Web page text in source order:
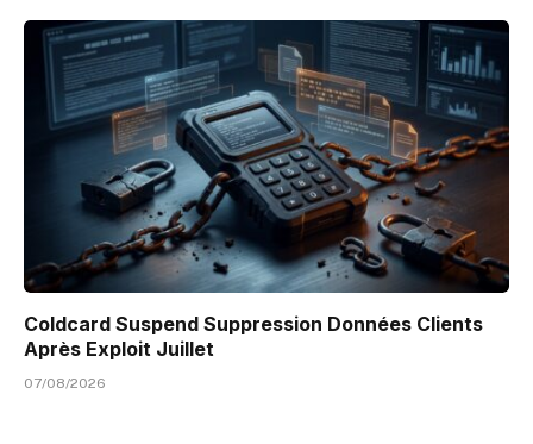
Coldcard Suspend Suppression Données Clients
Après Exploit Juillet
07/08/2026